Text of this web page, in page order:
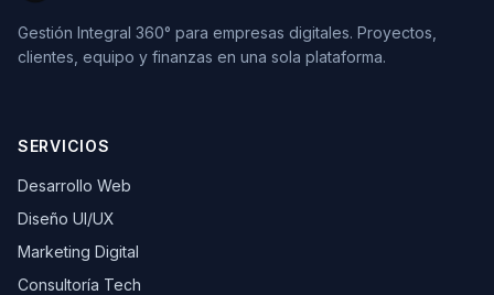
Gestión Integral 360° para empresas digitales. Proyectos,
clientes, equipo y finanzas en una sola plataforma.
SERVICIOS
Desarrollo Web
Diseño UI/UX
Marketing Digital
Consultoría Tech